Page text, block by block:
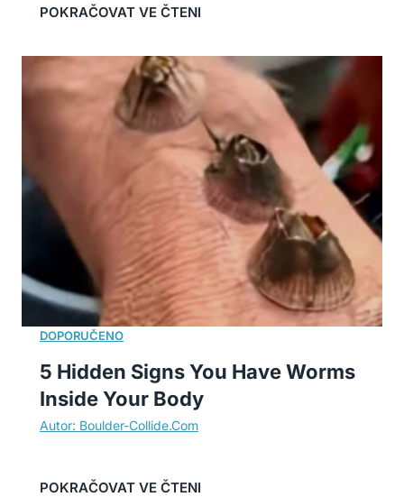
5 Hidden Signs You Have Worms
Inside Your Body